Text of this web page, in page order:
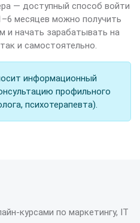
— доступный способ войти
месяцев можно получить
и начать зарабатывать на
и самостоятельно.
информационный
профильного
психотерапевта).
курсами по маркетингу, IT